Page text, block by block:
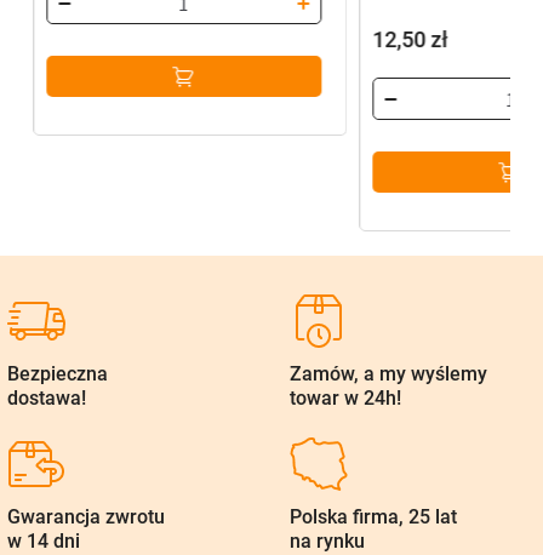
12,50zł
Bezpieczna
dostawa!
Zamów, a my wyślemy
towar w 24h!
Gwarancja zwrotu
w 14 dni
Polska firma, 25 lat
na rynku